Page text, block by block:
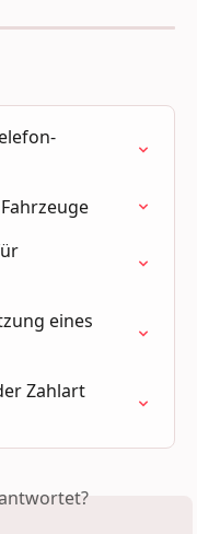
eines
Zahlart